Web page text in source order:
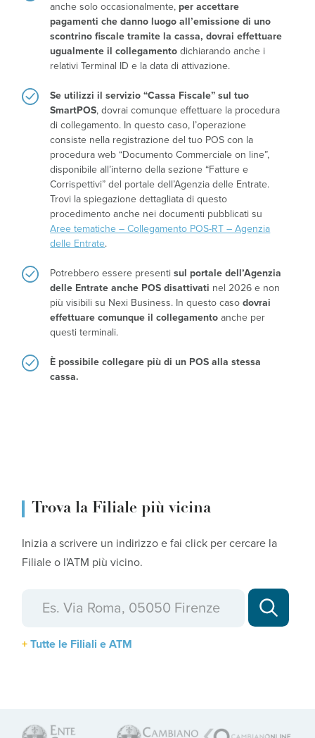
anche solo occasionalmente, per accettare
pagamenti che danno luogo all’emissione di uno
scontrino fiscale tramite la cassa, dovrai effettuare
ugualmente il collegamento dichiarando anche i
relativi Terminal ID e la data di attivazione.
Se utilizzi il servizio “Cassa Fiscale” sul tuo
SmartPOS, dovrai comunque effettuare la procedura
di collegamento. In questo caso, l’operazione
consiste nella registrazione del tuo POS con la
procedura web “Documento Commerciale on line”,
disponibile all’interno della sezione “Fatture e
Corrispettivi” del portale dell’Agenzia delle Entrate.
Trovi la spiegazione dettagliata di questo
procedimento anche nei documenti pubblicati su
Aree tematiche – Collegamento POS-RT – Agenzia
delle Entrate.
Potrebbero essere presentisul portale dell’Agenzia
delle Entrate anche POS disattivati nel 2026 e non
più visibili su Nexi Business. In questo casodovrai
effettuare comunque il collegamento anche per
questi terminali.
È possibile collegare più di un POS alla stessa
cassa.
Trova la Filiale più vicina
Inizia a scrivere un indirizzo e fai click per cercare la
Filiale o l'ATM più vicino.
Tutte le Filiali e ATM